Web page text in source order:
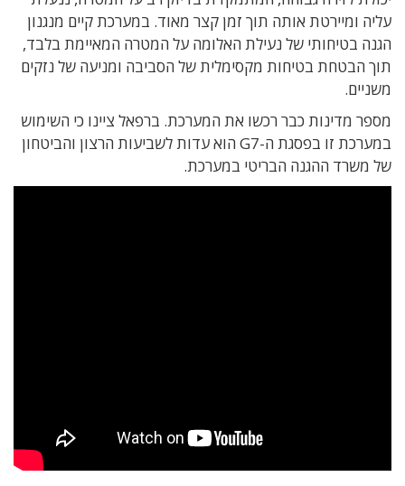
עליה ומיירטת אותה תוך זמן קצר מאוד. במערכת קיים מנגנון
הגנה בטיחותי של נעילת האלומה על המטרה המאיימת בלבד,
תוך הבטחת בטיחות מקסימלית של הסביבה ומניעה של נזקים
משניים.
מספר מדינות כבר רכשו את המערכת. ברפאל ציינו כי השימוש
במערכת זו בפסגת ה-G7 הוא עדות לשביעות הרצון והביטחון
של משרד ההגנה הבריטי במערכת.